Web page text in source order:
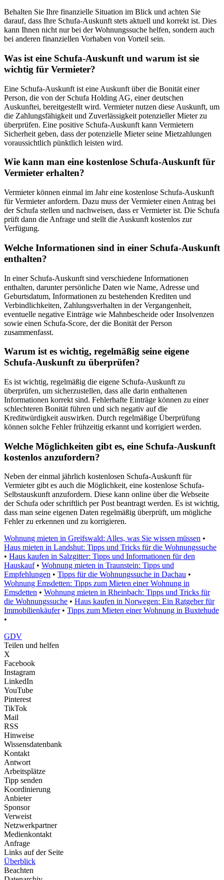
Behalten Sie Ihre finanzielle Situation im Blick und achten Sie
darauf, dass Ihre Schufa-Auskunft stets aktuell und korrekt ist. Dies
kann Ihnen nicht nur bei der Wohnungssuche helfen, sondern auch
bei anderen finanziellen Vorhaben von Vorteil sein.
Was ist eine Schufa-Auskunft und warum ist sie
wichtig für Vermieter?
Eine Schufa-Auskunft ist eine Auskunft über die Bonität einer
Person, die von der Schufa Holding AG, einer deutschen
Auskunftei, bereitgestellt wird. Vermieter nutzen diese Auskunft, um
die Zahlungsfähigkeit und Zuverlässigkeit potenzieller Mieter zu
überprüfen. Eine positive Schufa-Auskunft kann Vermietern
Sicherheit geben, dass der potenzielle Mieter seine Mietzahlungen
voraussichtlich pünktlich leisten wird.
Wie kann man eine kostenlose Schufa-Auskunft für
Vermieter erhalten?
Vermieter können einmal im Jahr eine kostenlose Schufa-Auskunft
für Vermieter anfordern. Dazu muss der Vermieter einen Antrag bei
der Schufa stellen und nachweisen, dass er Vermieter ist. Die Schufa
prüft dann die Anfrage und stellt die Auskunft kostenlos zur
Verfügung.
Welche Informationen sind in einer Schufa-Auskunft
enthalten?
In einer Schufa-Auskunft sind verschiedene Informationen
enthalten, darunter persönliche Daten wie Name, Adresse und
Geburtsdatum, Informationen zu bestehenden Krediten und
Verbindlichkeiten, Zahlungsverhalten in der Vergangenheit,
eventuelle negative Einträge wie Mahnbescheide oder Insolvenzen
sowie einen Schufa-Score, der die Bonität der Person
zusammenfasst.
Warum ist es wichtig, regelmäßig seine eigene
Schufa-Auskunft zu überprüfen?
Es ist wichtig, regelmäßig die eigene Schufa-Auskunft zu
überprüfen, um sicherzustellen, dass alle darin enthaltenen
Informationen korrekt sind. Fehlerhafte Einträge können zu einer
schlechteren Bonität führen und sich negativ auf die
Kreditwürdigkeit auswirken. Durch regelmäßige Überprüfung
können solche Fehler frühzeitig erkannt und korrigiert werden.
Welche Möglichkeiten gibt es, eine Schufa-Auskunft
kostenlos anzufordern?
Neben der einmal jährlich kostenlosen Schufa-Auskunft für
Vermieter gibt es auch die Möglichkeit, eine kostenlose Schufa-
Selbstauskunft anzufordern. Diese kann online über die Webseite
der Schufa oder schriftlich per Post beantragt werden. Es ist wichtig,
dass man seine eigenen Daten regelmäßig überprüft, um mögliche
Fehler zu erkennen und zu korrigieren.
Wohnung mieten in Greifswald: Alles, was Sie wissen müssen •
Haus mieten in Landshut: Tipps und Tricks für die Wohnungssuche
• Haus kaufen in Salzgitter: Tipps und Informationen für den
Hauskauf• Wohnung mieten in Traunstein: Tipps und
Empfehlungen • Tipps für die Wohnungssuche in Dachau •
Wohnung Emsdetten: Tipps zum Mieten einer Wohnung in
Emsdetten • Wohnung mieten in Rheinbach: Tipps und Tricks für
die Wohnungssuche • Haus kaufen in Norwegen: Ein Ratgeber für
Immobilienkäufer• Tipps zum Mieten einer Wohnung in Buxtehude
•
GDV
Teilen und helfen
X
Facebook
Instagram
LinkedIn
YouTube
Pinterest
TikTok
Mail
RSS
Hinweise
Wissensdatenbank
Kontakt
Antwort
Arbeitsplätze
Tipp senden
Koordinierung
Anbieter
Sponsor
Verweist
Netzwerkpartner
Medienkontakt
Anfrage
Links auf der Seite
Überblick
Beachten